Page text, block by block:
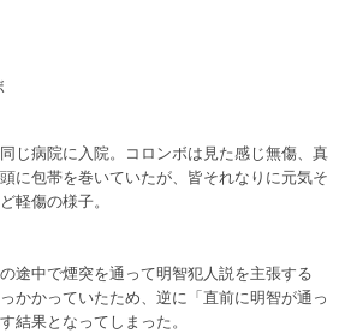
じ病院に入院。コロンボは見た感じ無傷、真
に包帯を巻いていたが、皆それなりに元気そ
軽傷の様子。
途中で煙突を通って明智犯人説を主張する
かかっていたため、逆に「直前に明智が通っ
結果となってしまった。